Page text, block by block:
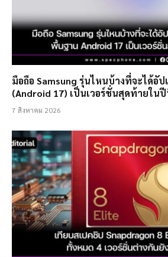
มือถือ Samsung รุ่นไหนบ้างที่จะได้อัป
(Android 17) เป็นเวอร์ชั่นสุดท้ายใน
7 สิงหาคม 2026